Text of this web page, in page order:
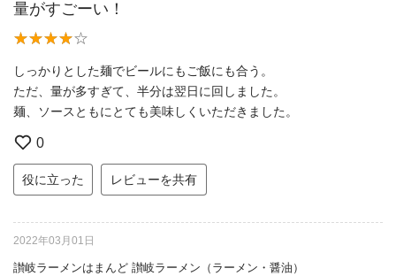
量がすごーい！
しっかりとした麺でビールにもご飯にも合う。
ただ、量が多すぎて、半分は翌日に回しました。
麺、ソースともにとても美味しくいただきました。
0
役に立った レビューを共有
2022年03月01日
讃岐ラーメンはまんど 讃岐ラーメン（ラーメン・醤油）